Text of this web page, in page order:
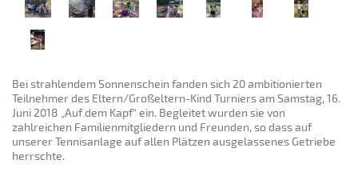
Bei strahlendem Sonnenschein fanden sich 20 ambitionierten
Teilnehmer des Eltern/Großeltern-Kind Turniers am Samstag, 16.
Juni 2018 „Auf dem Kapf“ ein. Begleitet wurden sie von
zahlreichen Familienmitgliedern und Freunden, so dass auf
unserer Tennisanlage auf allen Plätzen ausgelassenes Getriebe
herrschte.